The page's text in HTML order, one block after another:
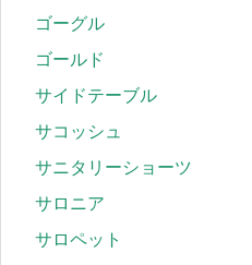
ゴーグル
ゴールド
サイドテーブル
サコッシュ
サニタリーショーツ
サロニア
サロペット